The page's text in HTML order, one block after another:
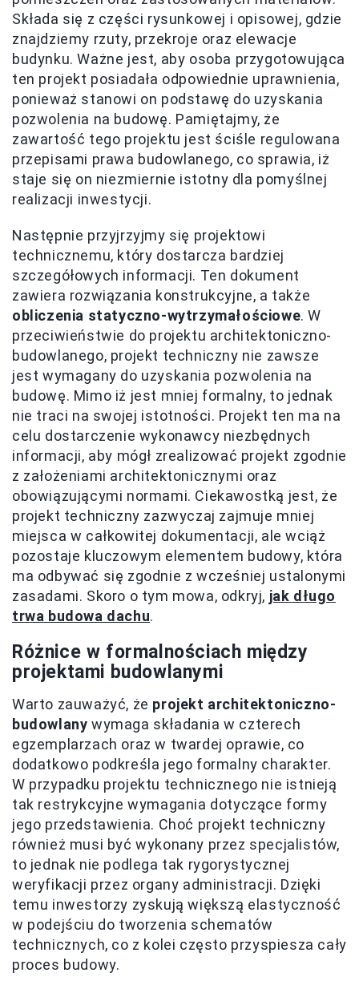
Składa się z części rysunkowej i opisowej, gdzie
znajdziemy rzuty, przekroje oraz elewacje
budynku. Ważne jest, aby osoba przygotowująca
ten projekt posiadała odpowiednie uprawnienia,
ponieważ stanowi on podstawę do uzyskania
pozwolenia na budowę. Pamiętajmy, że
zawartość tego projektu jest ściśle regulowana
przepisami prawa budowlanego, co sprawia, iż
staje się on niezmiernie istotny dla pomyślnej
realizacji inwestycji.
Następnie przyjrzyjmy się projektowi
technicznemu, który dostarcza bardziej
szczegółowych informacji. Ten dokument
zawiera rozwiązania konstrukcyjne, a także
obliczenia statyczno-wytrzymałościowe. W
przeciwieństwie do projektu architektoniczno-
budowlanego, projekt techniczny nie zawsze
jest wymagany do uzyskania pozwolenia na
budowę. Mimo iż jest mniej formalny, to jednak
nie traci na swojej istotności. Projekt ten ma na
celu dostarczenie wykonawcy niezbędnych
informacji, aby mógł zrealizować projekt zgodnie
z założeniami architektonicznymi oraz
obowiązującymi normami. Ciekawostką jest, że
projekt techniczny zazwyczaj zajmuje mniej
miejsca w całkowitej dokumentacji, ale wciąż
pozostaje kluczowym elementem budowy, która
ma odbywać się zgodnie z wcześniej ustalonymi
zasadami. Skoro o tym mowa, odkryj, jak długo
trwa budowa dachu.
Różnice w formalnościach między
projektami budowlanymi
Warto zauważyć, że projekt architektoniczno-
budowlany wymaga składania w czterech
egzemplarzach oraz w twardej oprawie, co
dodatkowo podkreśla jego formalny charakter.
W przypadku projektu technicznego nie istnieją
tak restrykcyjne wymagania dotyczące formy
jego przedstawienia. Choć projekt techniczny
również musi być wykonany przez specjalistów,
to jednak nie podlega tak rygorystycznej
weryfikacji przez organy administracji. Dzięki
temu inwestorzy zyskują większą elastyczność
w podejściu do tworzenia schematów
technicznych, co z kolei często przyspiesza cały
proces budowy.